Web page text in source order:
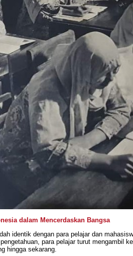
dalam Mencerdaskan Bangsa
identik dengan para pelajar dan
para pelajar turut mengambil
hingga sekarang.